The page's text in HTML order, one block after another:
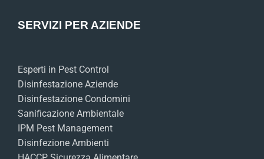
SERVIZI PER AZIENDE
Esperti in Pest Control
Disinfestazione Aziende
Disinfestazione Condomini
Sanificazione Ambientale
IPM Pest Management
Disinfezione Ambienti